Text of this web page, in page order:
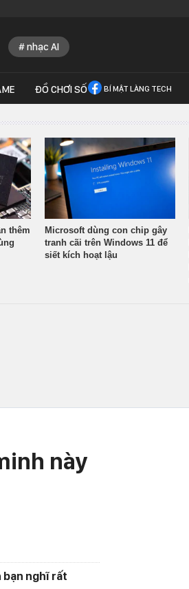
nhạc AI
ĐỒ CHƠI SỐ BÍ MẬT LÀNG TECH
thêm
Microsoft dùng con chip gây
tranh cãi trên Windows 11 để
siết kích hoạt lậu
này
bạn nghĩ rất